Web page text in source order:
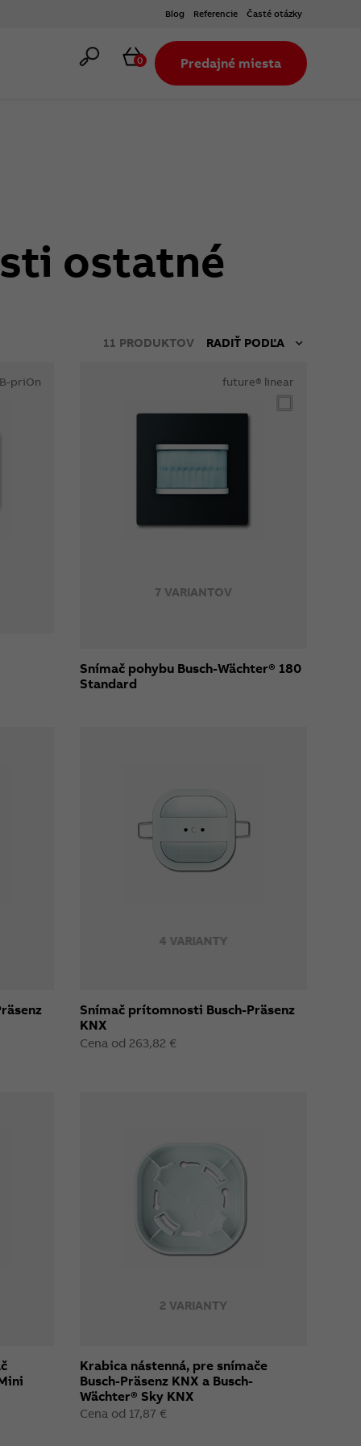
Blog Referencie Časté otázky
Hľadať Košík
0 Predajné miesta
ostatné
11 PRODUKTOV RADIŤ PODĽA
priOn
7 VARIANTOV
future® linear
Snímač pohybu Busch-Wächter® 180
Standard
4 VARIANTY
Snímač prítomnosti Busch-Präsenz
KNX
Cena od 263,82 €
2 VARIANTY
Krabica nástenná, pre snímače
Busch-Präsenz KNX a Busch-
Wächter® Sky KNX
Cena od 17,87 €